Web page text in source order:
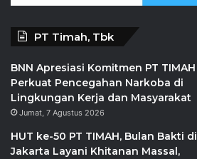
PT Timah, Tbk
BNN Apresiasi Komitmen PT TIMAH
Perkuat Pencegahan Narkoba di
Lingkungan Kerja dan Masyarakat
Jumat, 7 Agustus 2026
HUT ke-50 PT TIMAH, Bulan Bakti di
Jakarta Layani Khitanan Massal,